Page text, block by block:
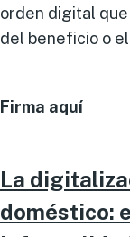
orden digital
del beneficio o
Firma aquí
La
doméstico: